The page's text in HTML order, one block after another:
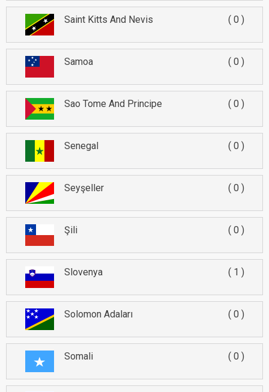
Saint Kitts And Nevis 0
Samoa 0
Sao Tome And Principe 0
Senegal 0
Seyşeller 0
Şili 0
Slovenya 1
Solomon Adaları 0
Somali 0